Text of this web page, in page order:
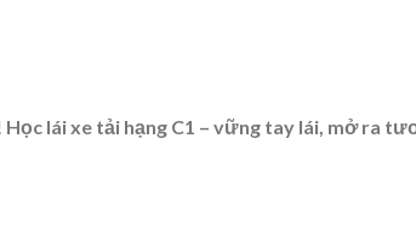
Học lái xe tải hạng C1 – vững tay lái, mở ra